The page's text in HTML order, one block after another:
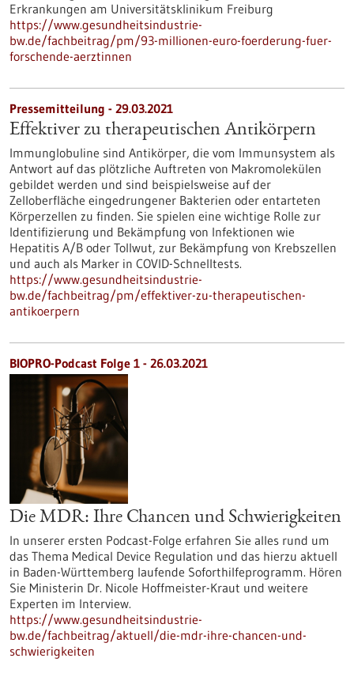
Erkrankungen am Universitätsklinikum Freiburg
https://www.gesundheitsindustrie-
bw.de/fachbeitrag/pm/93-millionen-euro-foerderung-fuer-
forschende-aerztinnen
Pressemitteilung - 29.03.2021
Effektiver zu therapeutischen Antikörpern
Immunglobuline sind Antikörper, die vom Immunsystem als
Antwort auf das plötzliche Auftreten von Makromolekülen
gebildet werden und sind beispielsweise auf der
Zelloberfläche eingedrungener Bakterien oder entarteten
Körperzellen zu finden. Sie spielen eine wichtige Rolle zur
Identifizierung und Bekämpfung von Infektionen wie
Hepatitis A/B oder Tollwut, zur Bekämpfung von Krebszellen
und auch als Marker in COVID-Schnelltests.
https://www.gesundheitsindustrie-
bw.de/fachbeitrag/pm/effektiver-zu-therapeutischen-
antikoerpern
BIOPRO-Podcast Folge 1 - 26.03.2021
Die MDR: Ihre Chancen und Schwierigkeiten
In unserer ersten Podcast-Folge erfahren Sie alles rund um
das Thema Medical Device Regulation und das hierzu aktuell
in Baden-Württemberg laufende Soforthilfeprogramm. Hören
Sie Ministerin Dr. Nicole Hoffmeister-Kraut und weitere
Experten im Interview.
https://www.gesundheitsindustrie-
bw.de/fachbeitrag/aktuell/die-mdr-ihre-chancen-und-
schwierigkeiten